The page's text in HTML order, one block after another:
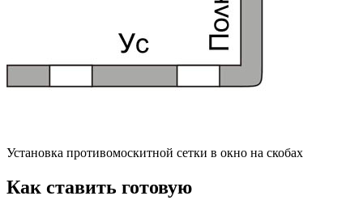
Установка противомоскитной сетки в окно на скобах
Как ставить готовую